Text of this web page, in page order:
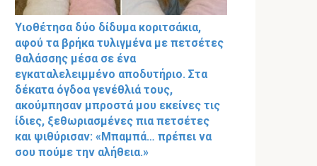
Υιοθέτησα δύο δίδυμα κοριτσάκια,
αφού τα βρήκα τυλιγμένα με πετσέτες
θαλάσσης μέσα σε ένα
εγκαταλελειμμένο αποδυτήριο. Στα
δέκατα όγδοα γενέθλιά τους,
ακούμπησαν μπροστά μου εκείνες τις
ίδιες, ξεθωριασμένες πια πετσέτες
και ψιθύρισαν: «Μπαμπά… πρέπει να
σου πούμε την αλήθεια.»